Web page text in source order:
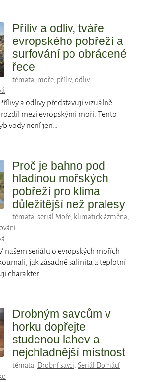
Příliv a odliv, tváře
evropského pobřeží a
surfování po obrácené
řece
témata: moře, příliv, odliv
a odlivy představují vizuálně
mezi evropskými moři. Tento
vody není jen…
Proč je bahno pod
hladinou mořských
pobřeží pro klima
důležitější než pralesy
témata: seriál Moře, klimatick ázměna,
našem seriálu o evropských mořích
jak zásadně salinita a teplotní
charakter…
Drobným savcům v
horku dopřejte
studenou lahev a
nejchladnější místnost
témata: Drobní savci, Seriál Domácí